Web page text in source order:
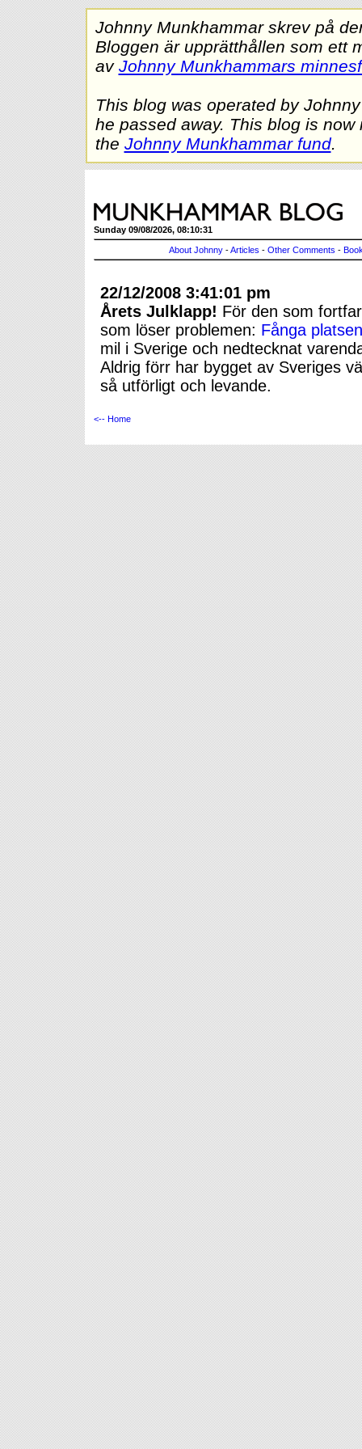
Johnny Munkhammar skrev på
Bloggen är upprätthållen som ett
av Johnny Munkhammars
This blog was operated by
he passed away. This blog is
the Johnny Munkhammar fund.
Sunday 09/08/2026, 08:10:31
About Johnny -Articles - Other Comments -
22/12/2008 3:41:01 pm
Årets Julklapp! För den som
som löser problemen: Fånga
mil i Sverige och nedtecknat
Aldrig förr har bygget av Sveriges
så utförligt och levande.
<-- Home